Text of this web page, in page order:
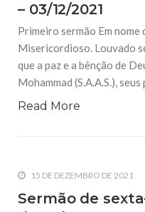
– 03/12/2021
Primeiro sermão Em nome
Misericordioso. Louvado
que a paz e a bênção de
Mohammad (S.A.A.S.),
Read More
15 DE DEZEMBRO DE 2021
Sermão de